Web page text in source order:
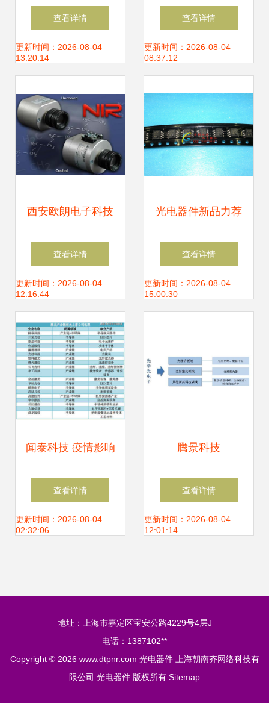
管深度解析 从技术
特性到采购策略
查看详情
更新时间：2026-08-04
13:20:14
直销F3F5红外圆头
无边对管
查看详情
更新时间：2026-08-04
08:37:12
西安欧朗电子科技
供应 高性能
KSU320*256近红
外相机 —— 精准
成像，卓越之选
查看详情
更新时间：2026-08-04
12:16:44
光电器件新品力荐
现货批发安华高逻
辑输出SOP-8原装
50
查看详情
更新时间：2026-08-04
15:00:30
闻泰科技 疫情影响
不大，捐赠100万
套医用手套支援光
查看详情
更新时间：2026-08-04
02:32:06
腾景科技
（787195）申购指
南 时间节奏、上市
查看详情
更新时间：2026-08-04
12:01:14
地址：上海市嘉定区宝安公路4229号4层J
电话：1387102**
Copyright © 2026 www.dtpnr.com 光电器件
上海朝南齐网络科技有
限公司 光电器件 版权所有 Sitemap